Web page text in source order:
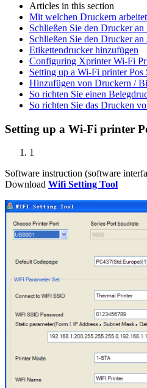
Articles in this section
Mit welchen Druckern
Schließen Sie den Drucker an
Schließen Sie den Drucker
Etikettendrucker hinzufügen
Configuring Xprinter Wi-Fi
Setting up a Wi-Fi printer Pos
Hinzufügen von Druckern /
So richten Sie einen
So richten Sie das Drucken
Setting up a Wi-Fi printer
1
Software instruction (software
Download Wifi Setting Tool